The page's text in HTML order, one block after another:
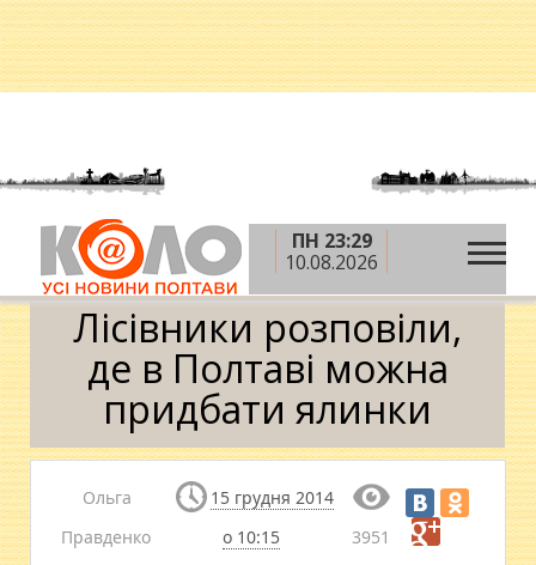
ПН 23:29
10.08.2026
Головна » Новини »
Лісівники розповіли, де в
Полтаві можна придбати ялинки
Лісівники розповіли,
де в Полтаві можна
придбати ялинки
Ольга
Правденко
15 грудня 2014
о 10:15
3951